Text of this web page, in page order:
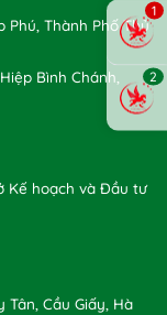
Phú, Thành Phố Thủ
Bình Chánh,
Kế hoạch và Đầu tư
1
2
Tân, Cầu Giấy, Hà